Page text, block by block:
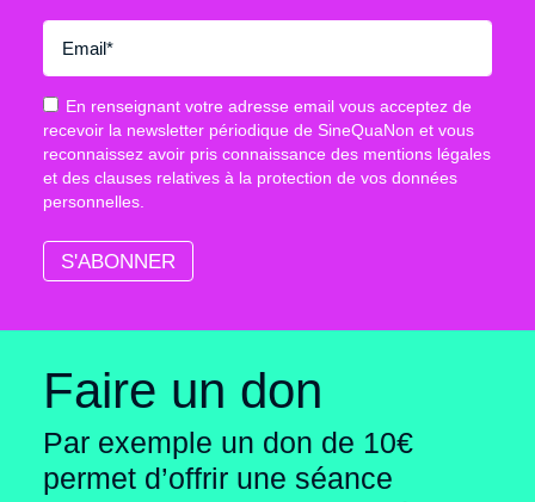
En renseignant votre adresse email vous acceptez de
recevoir la newsletter périodique de SineQuaNon et vous
reconnaissez avoir pris connaissance des mentions légales
et des clauses relatives à la protection de vos données
personnelles.
Faire un don
Par exemple un don de 10€
permet d’offrir une séance